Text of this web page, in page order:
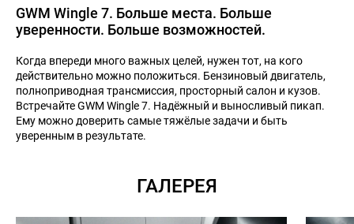
GWM Wingle 7. Больше места. Больше
уверенности. Больше возможностей.
Когда впереди много важных целей, нужен тот, на кого
действительно можно положиться. Бензиновый двигатель,
полноприводная трансмиссия, просторный салон и кузов.
Встречайте GWM Wingle 7. Надёжный и выносливый пикап.
Ему можно доверить самые тяжёлые задачи и быть
уверенным в результате.
ГАЛЕРЕЯ